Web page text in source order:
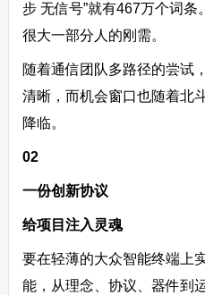
步 无信号”就有467万个词
很大一部分人的刚需。
随着通信团队多路径的尝试
清晰，而机会窗口也随着北
降临。
02
一份创新协议
给项目注入灵魂
要在轻薄的大众智能终端上
能，从理念、协议、器件到